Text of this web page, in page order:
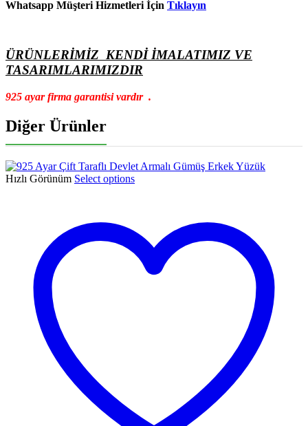
Whatsapp Müşteri Hizmetleri İçin Tıklayın
ÜRÜNLERİMİZ KENDİ İMALATIMIZ VE
TASARIMLARIMIZDIR
925 ayar firma garantisi vardır .
Diğer Ürünler
Hızlı Görünüm Select options